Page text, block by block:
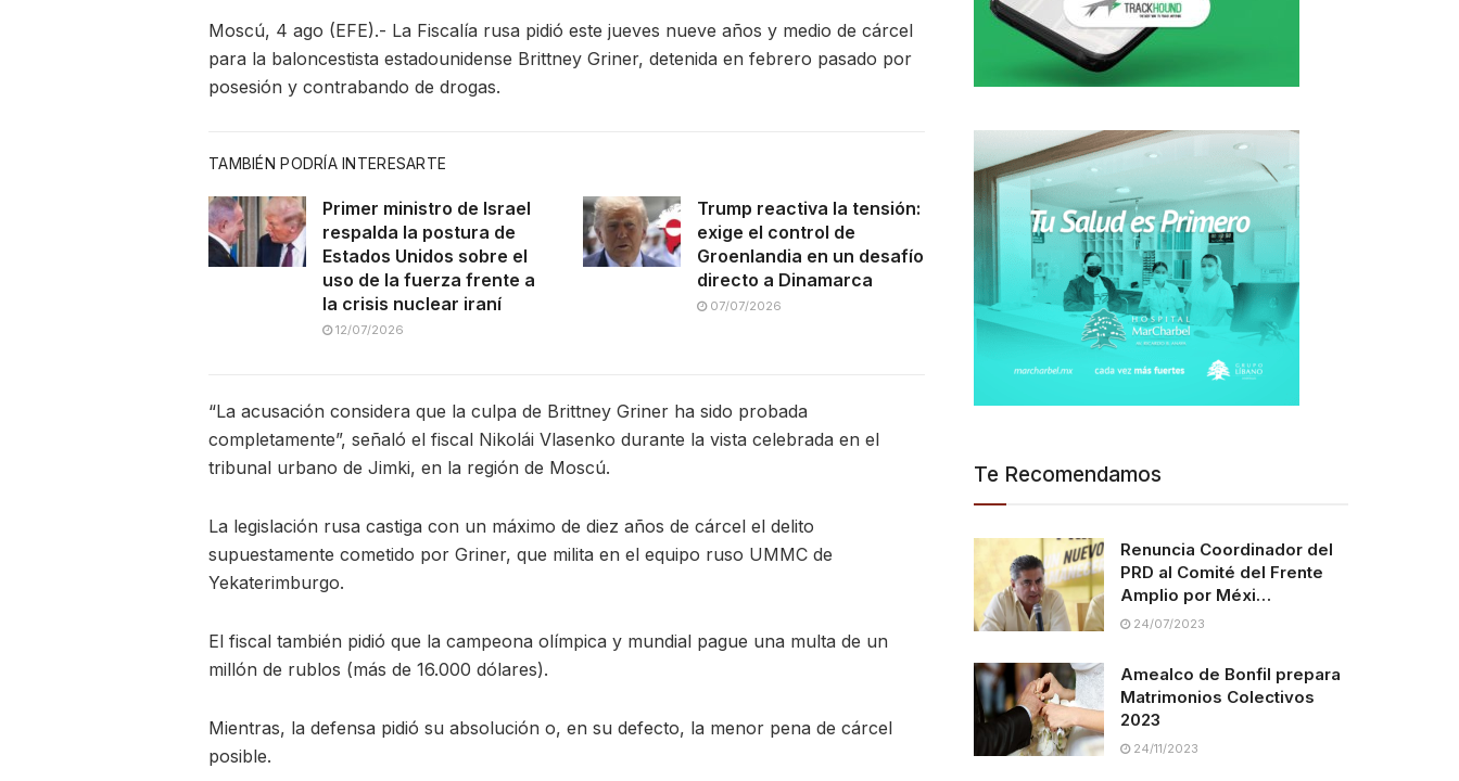
Moscú, 4 ago (EFE).- La Fiscalía rusa pidió este jueves nueve años y medio de cárcel
para la baloncestista estadounidense Brittney Griner, detenida en febrero pasado por
posesión y contrabando de drogas.
TAMBIÉN PODRÍA INTERESARTE
Primer ministro de Israel
respalda la postura de
Estados Unidos sobre el
uso de la fuerza frente a
la crisis nuclear iraní
12/07/2026
Trump reactiva la tensión:
exige el control de
Groenlandia en un desafío
directo a Dinamarca
07/07/2026
“La acusación considera que la culpa de Brittney Griner ha sido probada
completamente”, señaló el fiscal Nikolái Vlasenko durante la vista celebrada en el
tribunal urbano de Jimki, en la región de Moscú.
La legislación rusa castiga con un máximo de diez años de cárcel el delito
supuestamente cometido por Griner, que milita en el equipo ruso UMMC de
Yekaterimburgo.
El fiscal también pidió que la campeona olímpica y mundial pague una multa de un
millón de rublos (más de 16.000 dólares).
Mientras, la defensa pidió su absolución o, en su defecto, la menor pena de cárcel
posible.
Te Recomendamos
Renuncia Coordinador del
PRD al Comité del Frente
Amplio por Méxi…
24/07/2023
Amealco de Bonfil prepara
Matrimonios Colectivos
2023
24/11/2023